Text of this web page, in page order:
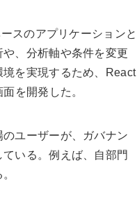
スのアプリケーションと
、分析軸や条件を変更
を実現するため、React
を開発した。
ユーザーが、ガバナン
いる。例えば、自部門